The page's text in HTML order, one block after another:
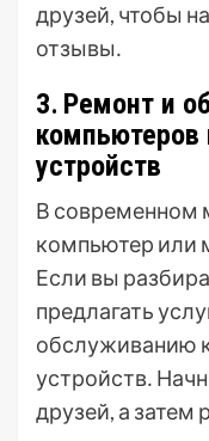
друзей, чтобы
отзывы․
3․ Ремонт и
устройств
В современном
компьютер или
Если вы
предлагать
обслуживанию
устройств․
друзей, а затем